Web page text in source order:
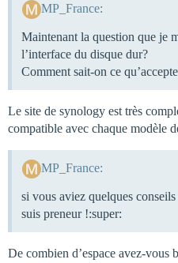
MP_France:
Maintenant la question que je
l’interface du disque dur?
Comment sait-on ce
Le site de synology est très
compatible avec chaque modèle
MP_France:
si vous aviez quelques
suis preneur !:super:
De combien d’espace avez-vous